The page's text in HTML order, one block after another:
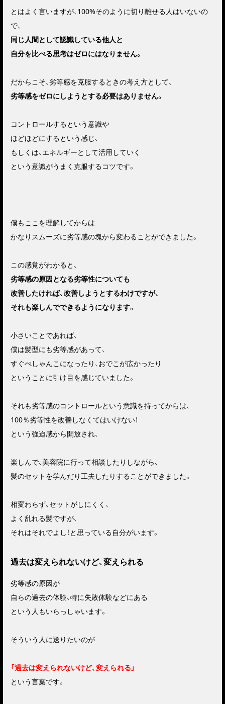
とはよく言いますが、100%そのように切り離せる人はいないの
で、
同じ人間として認識している他人と
自分を比べる思考はゼロにはなりません。
だからこそ、劣等感を克服するときの考え方として、
劣等感をゼロにしようとする必要はありません。
コントロールするという意識や
ほどほどにするという感じ、
もしくは、エネルギーとして活用していく
という意識がうまく克服するコツです。
僕もここを理解してからは
かなりスムーズに劣等感の塊から変わることができました。
この感覚がわかると、
劣等感の原因となる劣等性についても
改善したければ、改善しようとするわけですが、
それも楽しんでできるようになります。
小さいことであれば、
僕は髪型にも劣等感があって、
すぐぺしゃんこになったり、おでこが広かったり
ということに引け目を感じていました。
それも劣等感のコントロールという意識を持ってからは、
100％劣等性を改善しなくてはいけない！
という強迫感から開放され、
楽しんで、美容院に行って相談したりしながら、
髪のセットを学んだり工夫したりすることができました。
相変わらず、セットがしにくく、
よく乱れる髪ですが、
それはそれでよし！と思っている自分がいます。
過去は変えられないけど、変えられる
劣等感の原因が
自らの過去の体験、特に失敗体験などにある
という人もいらっしゃいます。
そういう人に送りたいのが
「過去は変えられないけど、変えられる」
という言葉です。